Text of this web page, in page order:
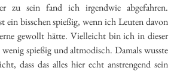
zu sein fand ich irgendwie abgefahren.
ein bisschen spießig, wenn ich Leuten davon
gewollt hätte. Vielleicht bin ich in dieser
spießig und altmodisch. Damals wusste
dass das alles hier echt anstrengend sein